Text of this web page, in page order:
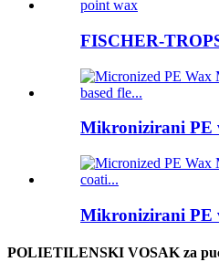
FISCHER-
Mikronizirani PE
Mikronizirani PE
POLIETILENSKI VOSAK za